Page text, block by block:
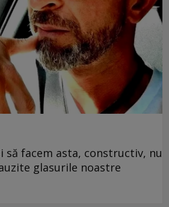
să facem asta, constructiv, nu
glasurile noastre